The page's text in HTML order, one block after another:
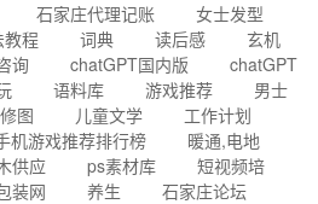
石家庄代理记账
女士发型
教程 词典 读后感
玄机
询 chatGPT国内版
chatGPT
语料库 游戏推荐
男士
图 儿童文学
工作计划
机游戏推荐排行榜
暖通,电地
供应 ps素材库
短视频培
装网 养生 石家庄论坛